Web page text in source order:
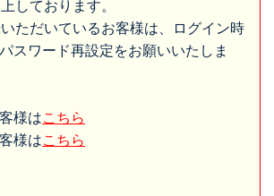
しております。
ただいているお客様は、ログイン時
スワード再設定をお願いいたしま
様はこちら
様はこちら